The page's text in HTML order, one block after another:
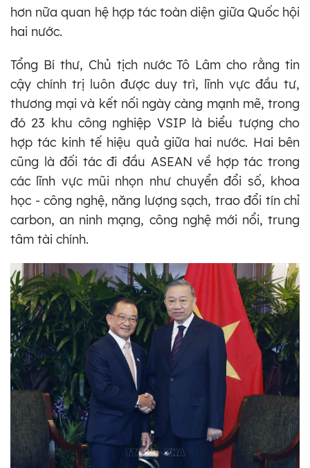
hơn nữa quan hệ hợp tác toàn diện giữa Quốc hội
hai nước.
Tổng Bí thư, Chủ tịch nước Tô Lâm cho rằng tin
cậy chính trị luôn được duy trì, lĩnh vực đầu tư,
thương mại và kết nối ngày càng mạnh mẽ, trong
đó 23 khu công nghiệp VSIP là biểu tượng cho
hợp tác kinh tế hiệu quả giữa hai nước. Hai bên
cũng là đối tác đi đầu ASEAN về hợp tác trong
các lĩnh vực mũi nhọn như chuyển đổi số, khoa
học - công nghệ, năng lượng sạch, trao đổi tín chỉ
carbon, an ninh mạng, công nghệ mới nổi, trung
tâm tài chính.